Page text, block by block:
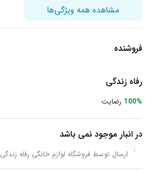
مشاهده همه ویژگی‌ها
فروشنده
رفاه زندگی
100% رضایت
در انبار موجود نمی باشد
ارسال توسط فروشگاه لوازم خانگی رفاه زندگی